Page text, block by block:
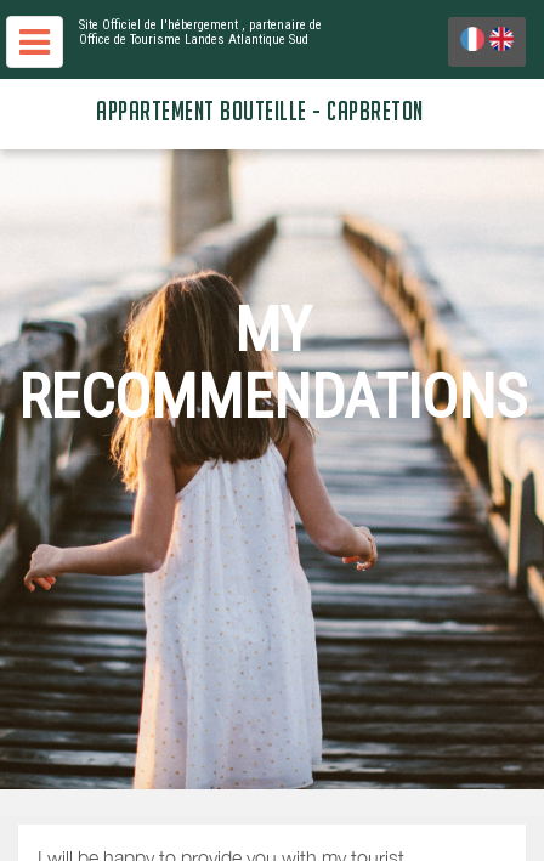
Site Officiel de l'hébergement , partenaire de
Office de Tourisme Landes Atlantique Sud
APPARTEMENT BOUTEILLE - CAPBRETON
MY
RECOMMENDATIONS